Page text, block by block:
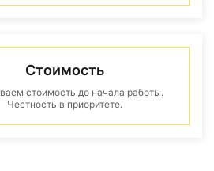
Стоимость
стоимость до начала работы.
Честность в приоритете.